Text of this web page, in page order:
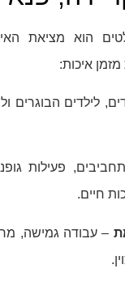
הוא מציאת
איכות:
לילדים הבוגרים
פעילות
חיים.
– עבודה גמישה,